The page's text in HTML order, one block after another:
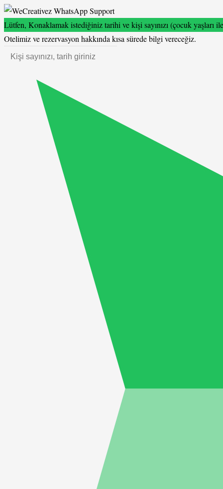
Lütfen, Konaklamak istediğiniz tarihi ve kişi sayınızı (çocuk yaşları
Otelimiz ve rezervasyon hakkında kısa sürede bilgi vereceğiz.